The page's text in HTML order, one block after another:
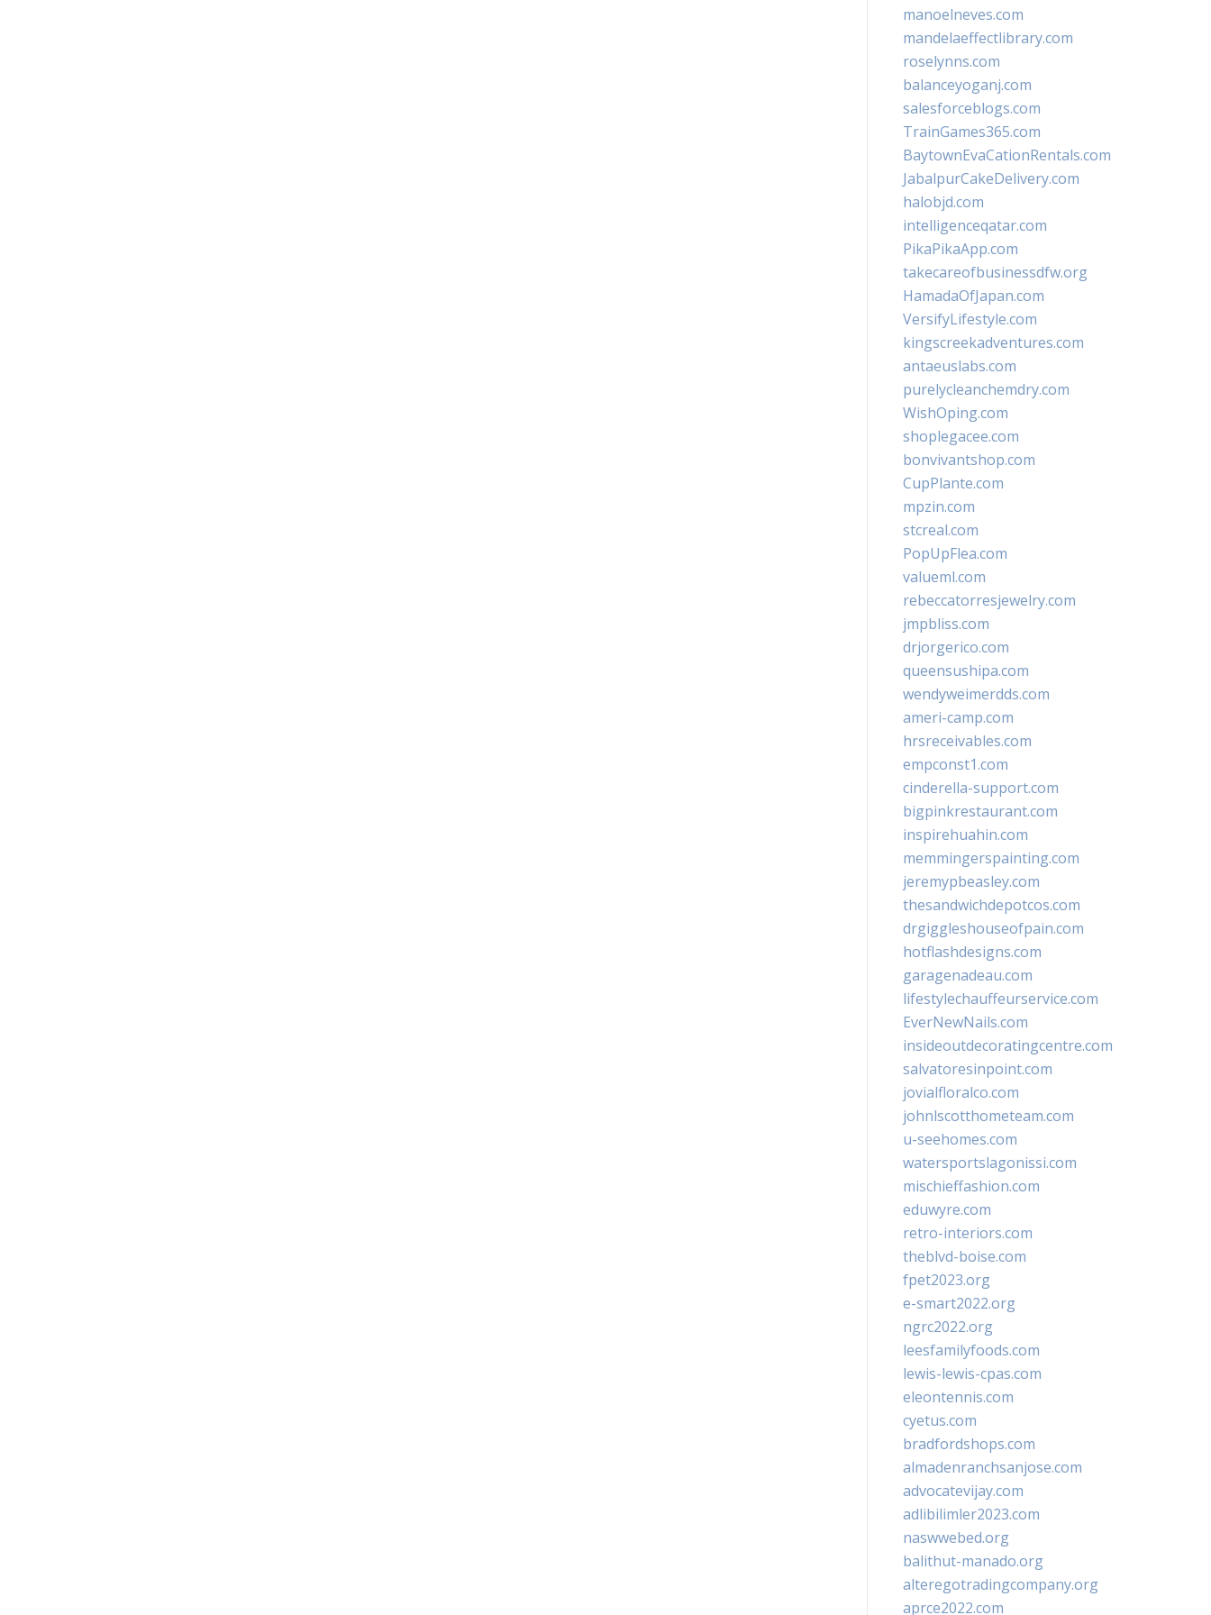
manoelneves.com
mandelaeffectlibrary.com
roselynns.com
balanceyoganj.com
salesforceblogs.com
TrainGames365.com
BaytownEvaCationRentals.com
JabalpurCakeDelivery.com
halobjd.com
intelligenceqatar.com
PikaPikaApp.com
takecareofbusinessdfw.org
HamadaOfJapan.com
VersifyLifestyle.com
kingscreekadventures.com
antaeuslabs.com
purelycleanchemdry.com
WishOping.com
shoplegacee.com
bonvivantshop.com
CupPlante.com
mpzin.com
stcreal.com
PopUpFlea.com
valueml.com
rebeccatorresjewelry.com
jmpbliss.com
drjorgerico.com
queensushipa.com
wendyweimerdds.com
ameri-camp.com
hrsreceivables.com
empconst1.com
cinderella-support.com
bigpinkrestaurant.com
inspirehuahin.com
memmingerspainting.com
jeremypbeasley.com
thesandwichdepotcos.com
drgiggleshouseofpain.com
hotflashdesigns.com
garagenadeau.com
lifestylechauffeurservice.com
EverNewNails.com
insideoutdecoratingcentre.com
salvatoresinpoint.com
jovialfloralco.com
johnlscotthometeam.com
u-seehomes.com
watersportslagonissi.com
mischieffashion.com
eduwyre.com
retro-interiors.com
theblvd-boise.com
fpet2023.org
e-smart2022.org
ngrc2022.org
leesfamilyfoods.com
lewis-lewis-cpas.com
eleontennis.com
cyetus.com
bradfordshops.com
almadenranchsanjose.com
advocatevijay.com
adlibilimler2023.com
naswwebed.org
balithut-manado.org
alteregotradingcompany.org
aprce2022.com